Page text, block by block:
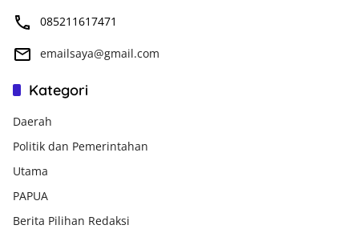
085211617471
emailsaya@gmail.com
Kategori
Daerah
Politik dan Pemerintahan
Utama
PAPUA
Berita Pilihan Redaksi